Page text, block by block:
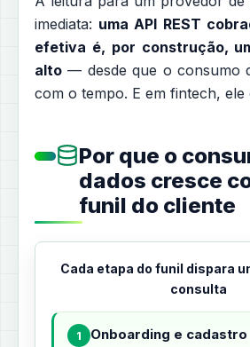
imediata: uma API REST
efetiva é, por construção,
alto — desde que o consumo
com o tempo. E em fintech, ele
Por que o
dados cresce
funil do cliente
Cada etapa do funil dispara
consulta
1 Onboarding e cadastro